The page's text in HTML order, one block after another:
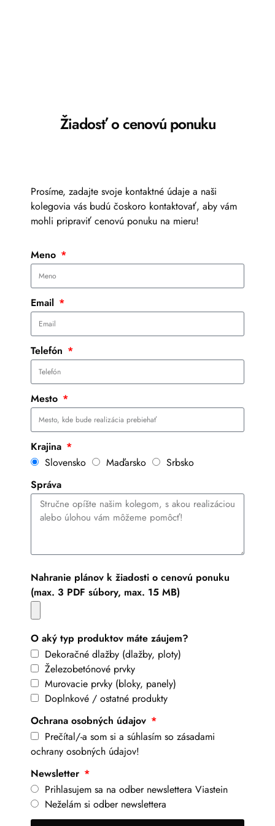
Žiadosť o cenovú ponuku
Prosíme, zadajte svoje kontaktné údaje a naši
kolegovia vás budú čoskoro kontaktovať, aby vám
mohli pripraviť cenovú ponuku na mieru!
Meno
Email
Telefón
Mesto
Krajina
Slovensko
Maďarsko
Srbsko
Správa
Nahranie plánov k žiadosti o cenovú ponuku
(max. 3 PDF súbory, max. 15 MB)
O aký typ produktov máte záujem?
Dekoračné dlažby (dlažby, ploty)
Železobetónové prvky
Murovacie prvky (bloky, panely)
Doplnkové / ostatné produkty
Ochrana osobných údajov
Prečítal/-a som si a súhlasím so zásadami
ochrany osobných údajov!
Newsletter
Prihlasujem sa na odber newslettera Viastein
Neželám si odber newslettera